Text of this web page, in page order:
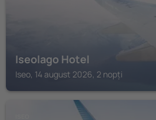
Iseolago Hotel
Iseo, 14 august 2026, 2 nopți